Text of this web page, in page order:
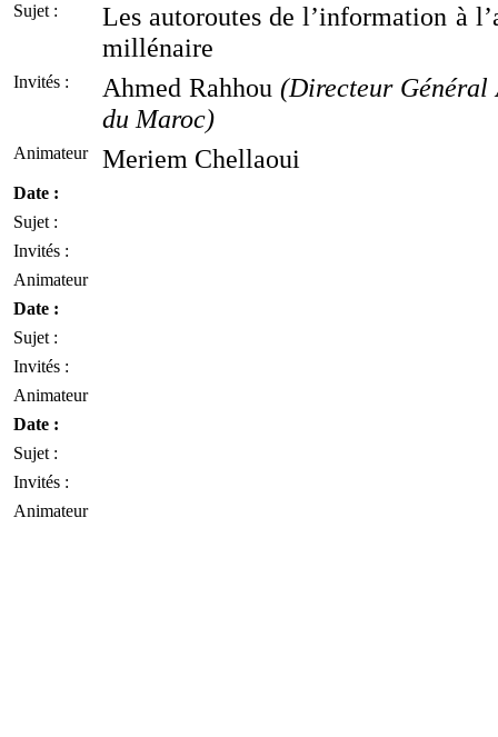
Sujet :
Les autoroutes de l’information à
millénaire
Invités : Ahmed Rahhou (Directeur
du Maroc)
Animateur Meriem Chellaoui
Date :
Sujet :
Invités :
Animateur
Date :
Sujet :
Invités :
Animateur
Date :
Sujet :
Invités :
Animateur